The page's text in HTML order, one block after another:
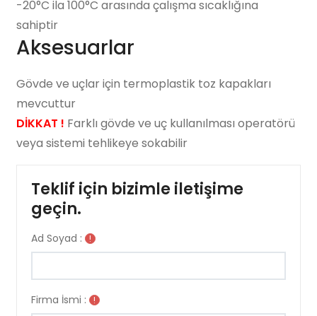
-20°C ila 100°C arasında çalışma sıcaklığına
sahiptir
Aksesuarlar
Gövde ve uçlar için termoplastik toz kapakları
mevcuttur
DİKKAT ! Farklı gövde ve uç kullanılması operatörü
veya sistemi tehlikeye sokabilir
Teklif için bizimle iletişime
geçin.
Ad Soyad : !
Firma İsmi : !